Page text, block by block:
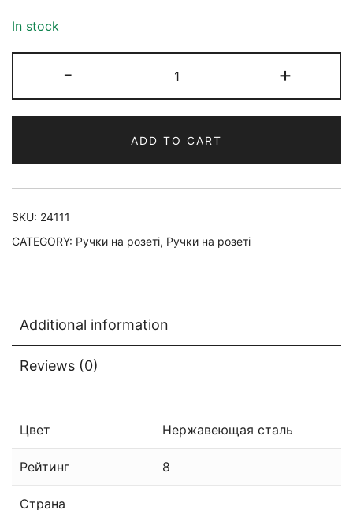
In stock
- +
ADD TO CART
SKU: 24111
CATEGORY: Ручки на розеті, Ручки на розеті
Additional information
Reviews (0)
Цвет Нержавеющая сталь
Рейтинг 8
Страна